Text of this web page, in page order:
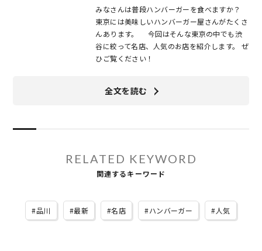
みなさんは普段ハンバーガーを食べますか？
東京には美味しいハンバーガー屋さんがたくさ
んあります。 今回はそんな東京の中でも渋
谷に絞って名店、人気のお店を紹介します。 ぜ
ひご覧ください！
全文を読む
RELATED KEYWORD
関連するキーワード
品川 最新 名店 ハンバーガー 人気